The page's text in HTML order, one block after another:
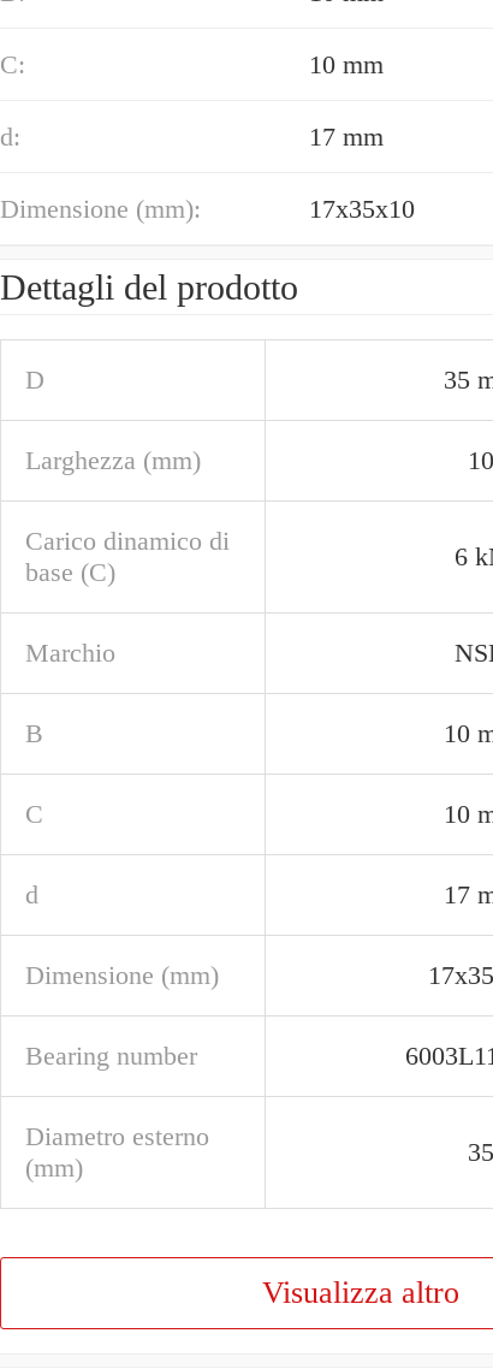
C: 10 mm
d: 17 mm
Dimensione (mm): 17x35x10
Dettagli del prodotto
D 35
Larghezza (mm) 10
Carico dinamico di
base (C)
6
Marchio
B 10
C 10
d 17
Dimensione (mm)
Bearing number
Diametro esterno
(mm)
35
Visualizza altro